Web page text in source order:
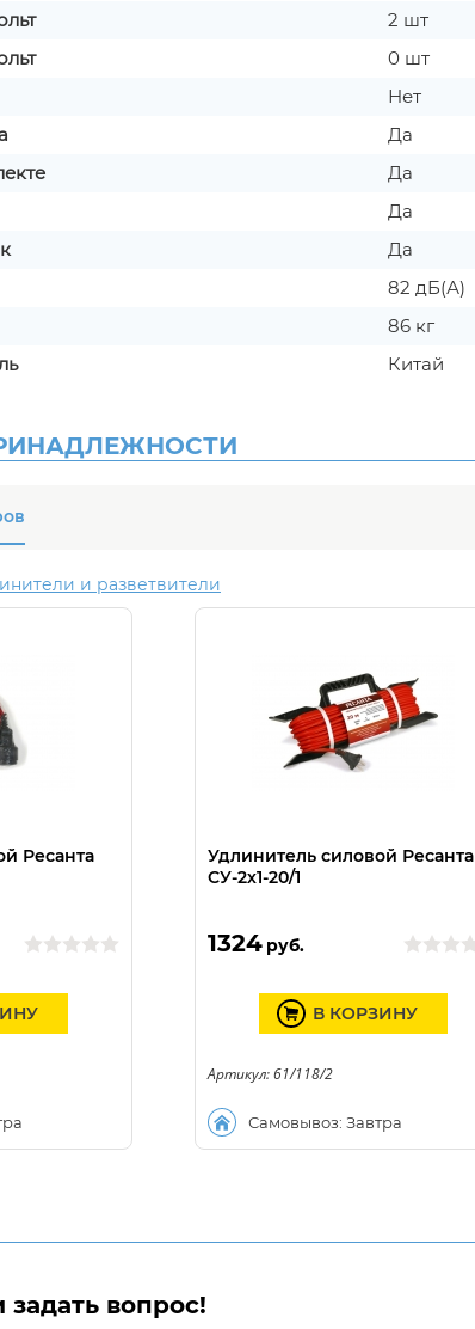
2 шт
0 шт
Нет
Да
Да
Да
Да
82 дБ(А)
86 кг
Китай
и разветвители
Ресанта
Удлинитель силовой Ресанта
СУ-2х1-20/1
1324 руб.
Самовывоз: Завтра
В КОРЗИНУ
Артикул: 61/118/2
вопрос!